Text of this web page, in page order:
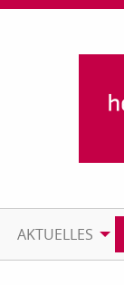
AKTUELLES